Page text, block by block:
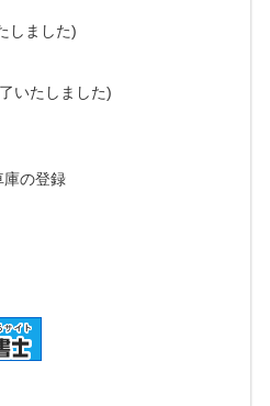
しました)
いたしました)
庫の登録